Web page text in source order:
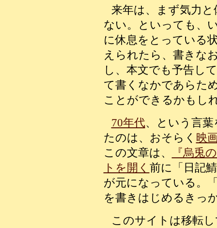
来年は、まず気力
ない。といっても、
に休息をとっている
えられたら、書きな
し、本文でも予告し
て書くなかであらた
ことができるかもし
70年代、という言
たのは、おそらく 映
この文章は、
『烏兎
トを開く 前に「日記
が元になっている。
を書きはじめるきっ
このサイトは移転